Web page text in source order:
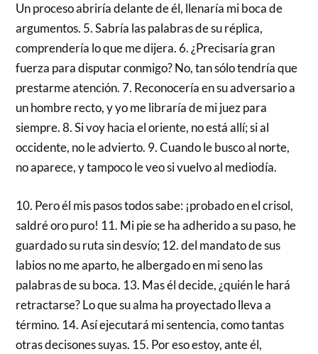
Un proceso abriría delante de él, llenaría mi boca de
argumentos. 5. Sabría las palabras de su réplica,
comprendería lo que me dijera. 6. ¿Precisaría gran
fuerza para disputar conmigo? No, tan sólo tendría que
prestarme atención. 7. Reconocería en su adversario a
un hombre recto, y yo me libraría de mi juez para
siempre. 8. Si voy hacia el oriente, no está allí; si al
occidente, no le advierto. 9. Cuando le busco al norte,
no aparece, y tampoco le veo si vuelvo al mediodía.
10. Pero él mis pasos todos sabe: ¡probado en el crisol,
saldré oro puro! 11. Mi pie se ha adherido a su paso, he
guardado su ruta sin desvío; 12. del mandato de sus
labios no me aparto, he albergado en mi seno las
palabras de su boca. 13. Mas él decide, ¿quién le hará
retractarse? Lo que su alma ha proyectado lleva a
término. 14. Así ejecutará mi sentencia, como tantas
otras decisones suyas. 15. Por eso estoy, ante él,